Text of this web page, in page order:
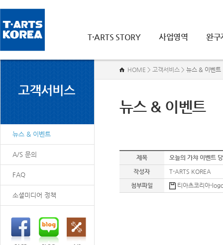
T·ARTS STORY 사업영역 완구
뉴스 & 이벤트
A/S 문의
FAQ
소셜미디어 정책
뉴스 & 이벤트
HOME > 고객서비스 > 뉴스 & 이벤트
제목
오늘의 가챠 이벤트
작성자
T-ARTS KOREA
첨부파일
티아츠코리아-